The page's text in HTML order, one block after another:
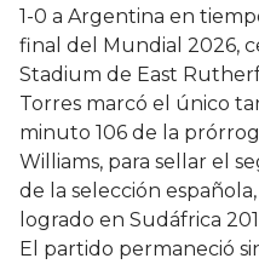
1-0 a Argentina en
final del Mundial 2026,
Stadium de East
Torres marcó el único
minuto 106 de la
Williams, para sellar el
de la selección española,
logrado en Sudáfrica
El partido permaneció